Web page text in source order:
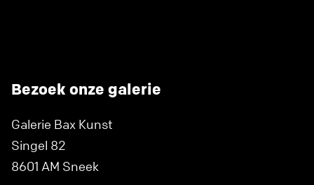
Bezoek onze galerie
Galerie Bax Kunst
Singel 82
8601 AM Sneek